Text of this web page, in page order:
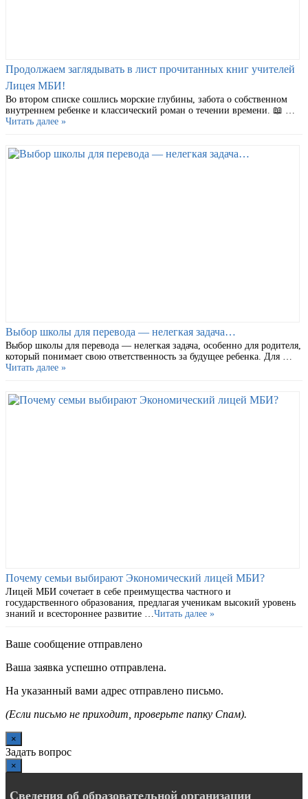
Продолжаем заглядывать в лист прочитанных книг учителей
Лицея МБИ!
Во втором списке сошлись морские глубины, забота о собственном
внутреннем ребенке и классический роман о течении времени. 📖 …
Читать далее »
Выбор школы для перевода — нелегкая задача…
Выбор школы для перевода — нелегкая задача, особенно для родителя,
который понимает свою ответственность за будущее ребенка. Для …
Читать далее »
Почему семьи выбирают Экономический лицей МБИ?
Лицей МБИ сочетает в себе преимущества частного и
государственного образования, предлагая ученикам высокий уровень
знаний и всестороннее развитие … Читать далее »
Ваше сообщение отправлено
Ваша заявка успешно отправлена.
На указанный вами адрес отправлено письмо.
(Если письмо не приходит, проверьте папку Спам).
×
Задать вопрос
×
Сведения об образовательной организации